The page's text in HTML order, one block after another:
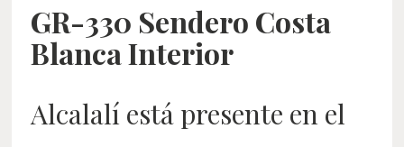
GR-330 Sendero Costa
Blanca Interior
Alcalalí está presente en el